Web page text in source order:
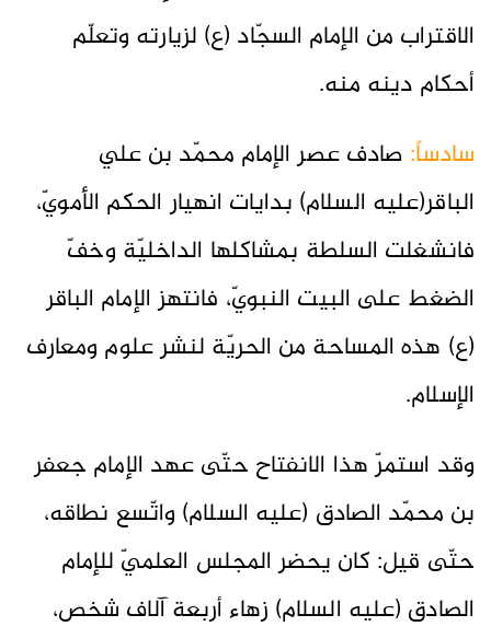
الاقتراب من الإمام السجّاد (ع) لزيارته وتعلّم
أحكام دينه منه.
سادساً: صادف عصر الإمام محمّد بن علي
الباقر(عليه السلام) بدايات انهيار الحكم الأمويّ،
فانشغلت السلطة بمشاكلها الداخليّة وخفّ
الضغط على البيت النبويّ، فانتهز الإمام الباقر
(ع) هذه المساحة من الحريّة لنشر علوم ومعارف
الإسلام.
وقد استمرّ هذا الانفتاح حتّى عهد الإمام جعفر
بن محمّد الصادق (عليه السلام) واتّسع نطاقه،
حتّى قيل: كان يحضر المجلس العلميّ للإمام
الصادق (عليه السلام) زهاء أربعة آلاف شخص،